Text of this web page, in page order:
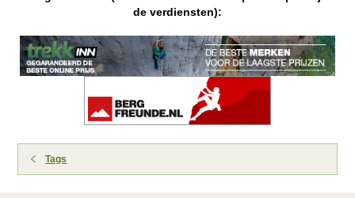
de verdiensten):
Tags